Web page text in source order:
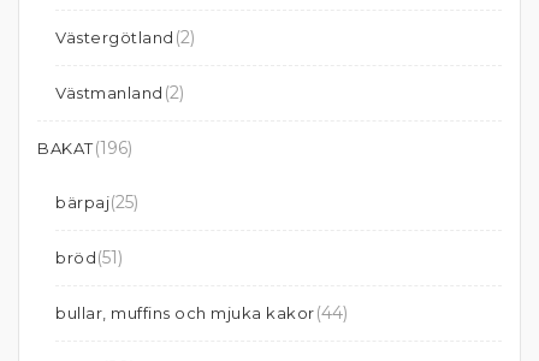
Västergötland (2)
Västmanland (2)
BAKAT(196)
bärpaj(25)
bröd(51)
bullar, muffins och mjuka kakor(44)